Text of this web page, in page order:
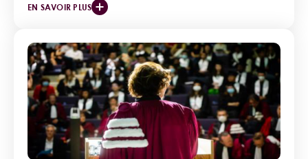
EN SAVOIR PLUS